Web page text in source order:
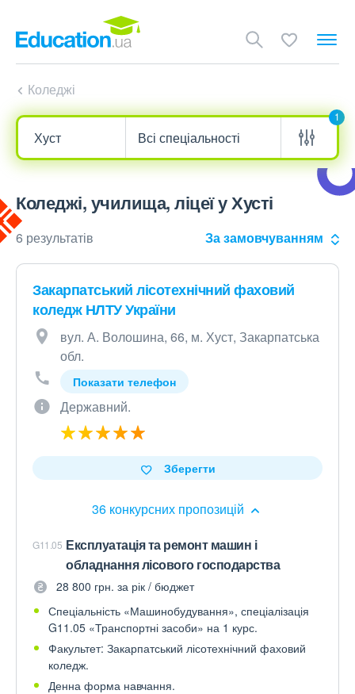
Коледжі
1
Коледжі, училища, ліцеї у Хусті
6 результатів За замовчуванням
Закарпатський лісотехнічний фаховий
коледж НЛТУ України
вул. А. Волошина, 66, м. Хуст, Закарпатська
обл.
Показати телефон
Державний.
36 конкурсних пропозицій
Зберегти
G11.05 Експлуатація та ремонт машин і
обладнання лісового господарства
28 800 грн. за рік / бюджет
Спеціальність «Машинобудування», спеціалізація
G11.05 «Транспортні засоби» на 1 курс.
Факультет: Закарпатський лісотехнічний фаховий
коледж.
Денна форма навчання.